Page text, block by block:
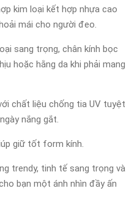
kim loại kết hợp nhựa cao
mái cho người đeo.
sang trọng, chân kính bọc
hoặc hằng da khi phải mang
chất liệu chống tia UV tuyệt
nắng gắt.
giữ tốt form kính.
trendy, tinh tế sang trọng và
bạn một ánh nhìn đầy ấn